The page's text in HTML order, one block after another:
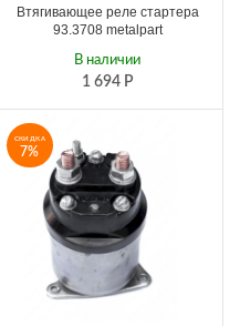
Втягивающее реле стартера
93.3708 metalpart
1 694 Р
В наличии
СКИДКА
7%